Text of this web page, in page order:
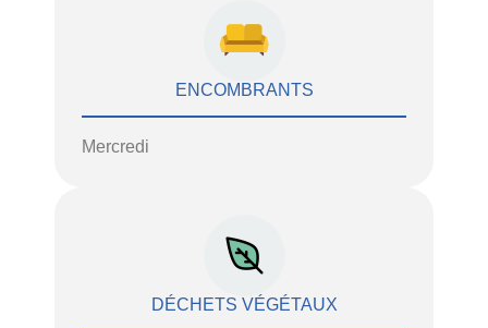
ENCOMBRANTS
Mercredi
DÉCHETS VÉGÉTAUX